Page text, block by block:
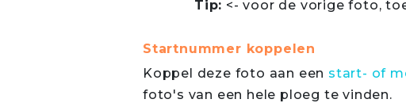
Tip: <- voor de vorige foto,
Startnummer koppelen
Koppel deze foto aan een start- of
foto's van een hele ploeg te vinden.